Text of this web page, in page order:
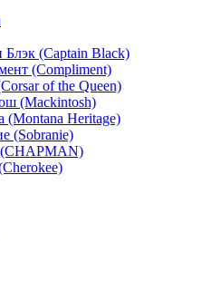
(Captain Black)
(Compliment)
of the Queen)
(Mackintosh)
Heritage)
(Sobranie)